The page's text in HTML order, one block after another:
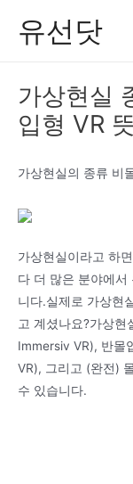
유선닷
가상현실
입형 VR 뜻
가상현실의 종류 비
가상현실이라고 하
다 더 많은 분야에서
니다.실제로 가상현
고 계셨나요?가상
Immersiv VR), 반몰
VR), 그리고 (완전)
수 있습니다.